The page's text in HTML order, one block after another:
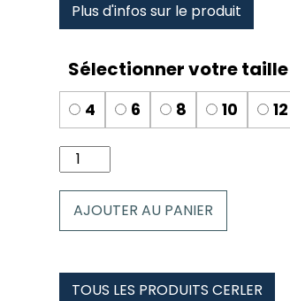
Plus d'infos sur le produit
4 6 8 10 12
quantité
de
enfant
AJOUTER AU PANIER
TOUS LES PRODUITS CERLER